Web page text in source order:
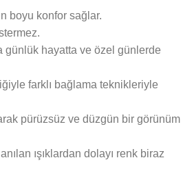
boyu konfor sağlar.
günlük hayatta ve özel günlerde
farklı bağlama teknikleriyle
pürüzsüz ve düzgün bir görünüm
ışıklardan dolayı renk biraz